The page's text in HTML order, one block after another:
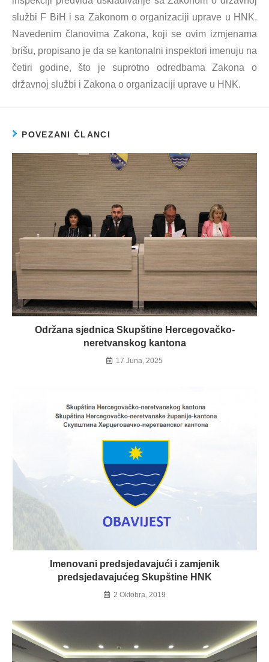
službi F BiH i sa Zakonom o organizaciji uprave u HNK.
Navedenim članovima Zakona, koji se ovim izmjenama
brišu, propisano je da se kantonalni inspektori imenuju na
četiri godine, što je suprotno odredbama Zakona o
državnoj službi i Zakona o organizaciji uprave u HNK.
POVEZANI ČLANCI
Održana sjednica Skupštine Hercegovačko-
neretvanskog kantona
17 Juna, 2025
Imenovani predsjedavajući i zamjenik
predsjedavajućeg Skupštine HNK
2 Oktobra, 2019